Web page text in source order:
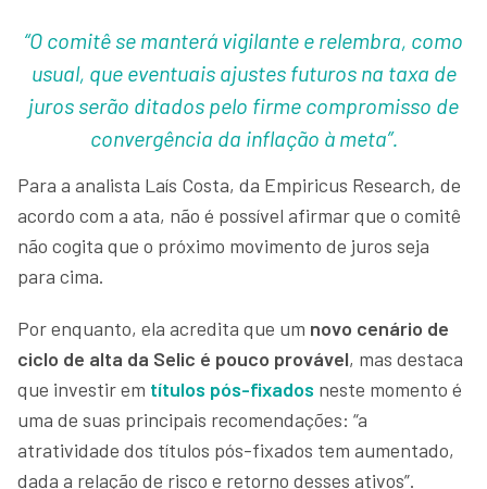
“O comitê se manterá vigilante e relembra, como
usual, que eventuais ajustes futuros na taxa de
juros serão ditados pelo firme compromisso de
convergência da inflação à meta”.
Para a analista Laís Costa, da Empiricus Research, de
acordo com a ata, não é possível afirmar que o comitê
não cogita que o próximo movimento de juros seja
para cima.
Por enquanto, ela acredita que um novo cenário de
ciclo de alta da Selic é pouco provável, mas destaca
que investir em títulos pós-fixados neste momento é
uma de suas principais recomendações: “a
atratividade dos títulos pós-fixados tem aumentado,
dada a relação de risco e retorno desses ativos”.